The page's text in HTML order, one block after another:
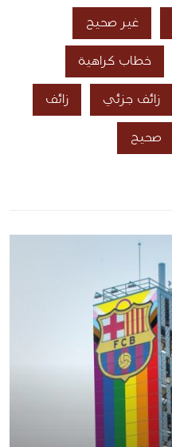
غير صحيح
خطاب كراهية
زائف جزئي زائف
صحيح